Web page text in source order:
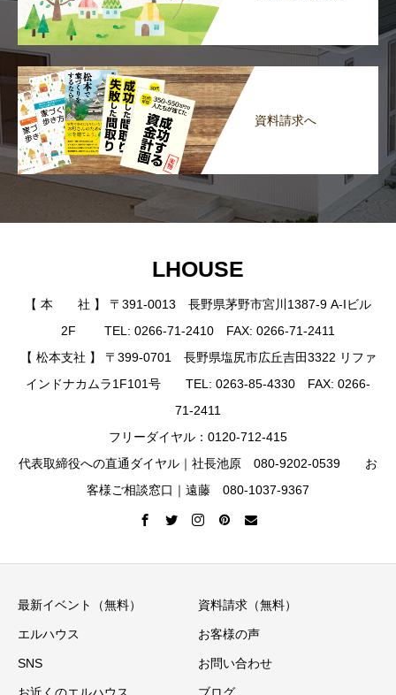
資料請求へ
LHOUSE
【 本 社 】 〒391-0013 長野県茅野市宮川1387-9 A-Iビル
2F TEL: 0266-71-2410 FAX: 0266-71-2411
【 松本支社 】 〒399-0701 長野県塩尻市広丘吉田3322 リファ
インドナカムラ1F101号 TEL: 0263-85-4330 FAX: 0266-
71-2411
フリーダイヤル：0120-712-415
代表取締役への直通ダイヤル｜社長池原 080-9202-0539 お
客様ご相談窓口｜遠藤 080-1037-9367
最新イベント（無料） 資料請求（無料）
エルハウス お客様の声
SNS お問い合わせ
お近くのエルハウス ブログ